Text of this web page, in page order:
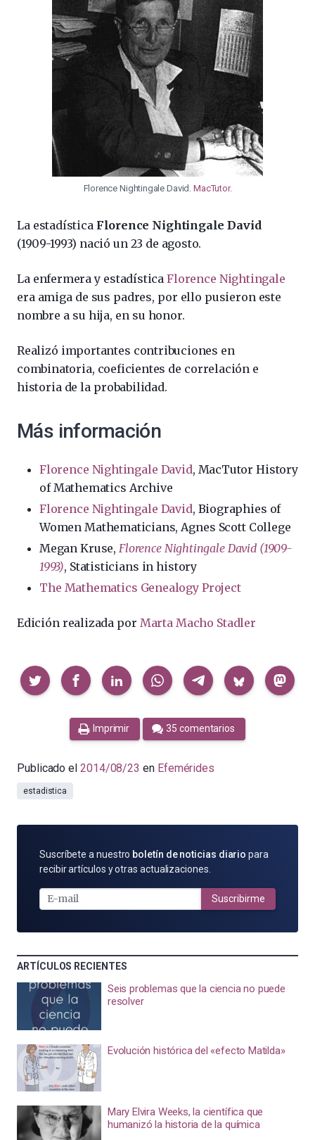
Florence Nightingale David.MacTutor.
La estadísticaFlorence Nightingale David
(1909-1993) nació un 23 de agosto.
La enfermera y estadísticaFlorence Nightingale
era amiga de sus padres, por ello pusieron este
nombre a su hija, en su honor.
Realizó importantes contribuciones en
combinatoria, coeficientes de correlación e
historia de la probabilidad.
Más información
Florence Nightingale David, MacTutor History
of Mathematics Archive
Florence Nightingale David, Biographies of
Women Mathematicians, Agnes Scott College
Megan Kruse,Florence Nightingale David (1909-
1993), Statisticians in history
The Mathematics Genealogy Project
Edición realizada por Marta Macho Stadler
Compartir
Imprimir 35 comentarios
Publicado el 2014/08/23 en Efemérides
estadistica
SUSCRÍBETE
POR
MAIL
Suscríbete a nuestro boletín de noticias diario para
recibir artículos y otras actualizaciones.
Suscribirme
ARTÍCULOS RECIENTES
Seis problemas que la ciencia no puede
resolver
Evolución histórica del «efecto Matilda»
Mary Elvira Weeks, la científica que
humanizó la historia de la química